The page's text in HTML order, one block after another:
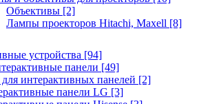
Объективы [2]
Лампы проекторов Hitachi, Maxell [8]
устройства [94]
панели [49]
для интерактивных панелей [2]
панели LG [3]